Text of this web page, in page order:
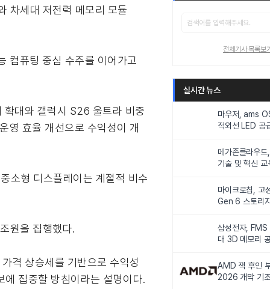
차세대 저전력 메모리 모듈
컴퓨팅 중심 수주를 이어가고
대와 갤럭시 S26 울트라 비중
영 효율 개선으로 수익성이 개
소형 디스플레이는 계절적 비수
원을 집행했다.
격 상승세를 기반으로 수익성
집중할 방침이라는 설명이다.
전체기사 목록보
실시간 뉴스
마우저, ams
적외선 LED 공
메가존클라우드
기술 및 혁신
마이크로칩, 고
Gen 6 스토리
삼성전자,
대 3D 메모리
AMD 잭 후인
2026 개막 기